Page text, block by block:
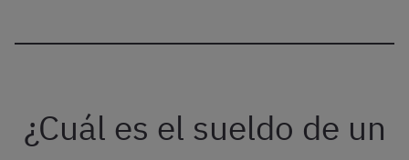
¿Cuál es el sueldo de un